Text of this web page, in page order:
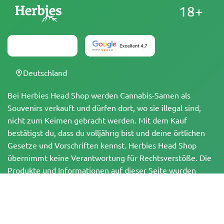
Bei Herbies Head Shop werden Cannabis-Samen als
Souvenirs verkauft und dürfen dort, wo sie illegal sind,
nicht zum Keimen gebracht werden. Mit dem Kauf
bestätigst du, dass du volljährig bist und deine örtlichen
Gesetze und Vorschriften kennst. Herbies Head Shop
übernimmt keine Verantwortung für Rechtsverstöße. Die
Produkte und Informationen auf dieser Seite wurden
18+
Deutschland